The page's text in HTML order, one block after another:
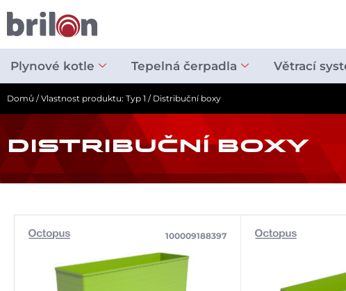
obsah
Plynové kotle Tepelná čerpadla Větrací
Domů / Vlastnost produktu: Typ 1 / Distribuční boxy
DISTRIBUČNÍ BOXY
100009188397